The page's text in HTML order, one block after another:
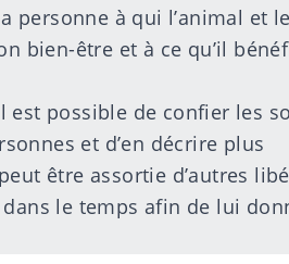
personne à qui l’animal et
bien-être et à ce qu’il
est possible de confier les
et d’en décrire plus
être assortie d’autres
le temps afin de lui